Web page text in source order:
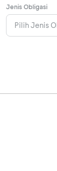
Jenis Obligasi
Pilih Jenis